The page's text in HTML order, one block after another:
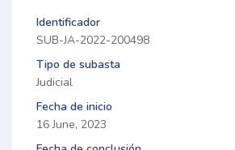
Identificador
SUB-JA-2022-200498
Tipo de subasta
Judicial
Fecha de inicio
16 June, 2023